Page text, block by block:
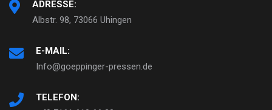
ADRESSE:
Albstr. 98, 73066 Uhingen
E-MAIL:
Info@goeppinger-pressen.de
TELEFON: